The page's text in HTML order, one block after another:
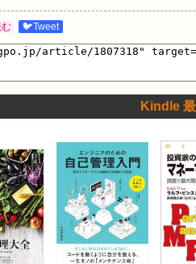
む 🐦Tweet
Kindle